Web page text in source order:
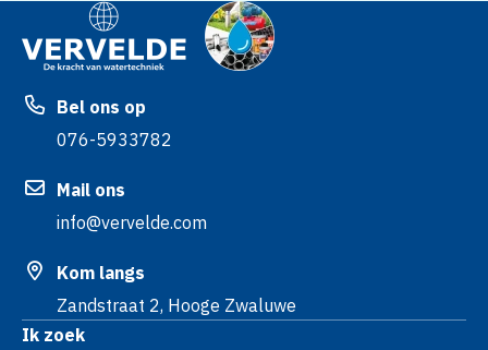
Bel ons op
076-5933782
Mail ons
info@vervelde.com
Kom langs
Zandstraat 2, Hooge Zwaluwe
Ik zoek